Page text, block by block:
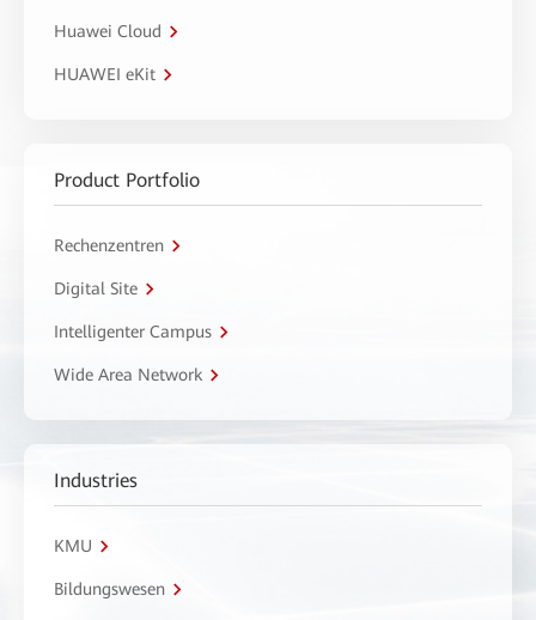
Huawei Cloud
HUAWEI eKit
Product Portfolio
Rechenzentren
Digital Site
Intelligenter Campus
Wide Area Network
Industries
KMU
Bildungswesen